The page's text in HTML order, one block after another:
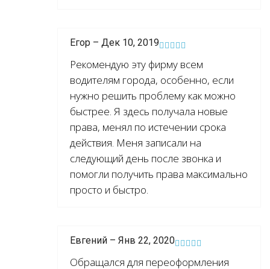
Егор – Дек 10, 2019
Рекомендую эту фирму всем
водителям города, особенно, если
нужно решить проблему как можно
быстрее. Я здесь получала новые
права, менял по истечении срока
действия. Меня записали на
следующий день после звонка и
помогли получить права максимально
просто и быстро.
Евгений – Янв 22, 2020
Обращался для переоформления